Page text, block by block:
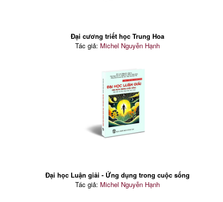
Đại cương triết học Trung Hoa
Tác giả: Michel Nguyễn Hạnh
Đại học Luận giải - Ứng dụng trong cuộc sống
Tác giả: Michel Nguyễn Hạnh